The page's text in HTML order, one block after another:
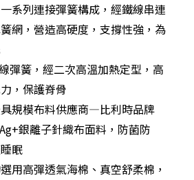
系列連接彈簧構成，經鐵線串連
網，營造高硬度，支撐性強，為
彈簧，經二次高溫加熱定型，高
，保護脊骨
規模布料供應商—比利時品牌
銀離子針織布面料，防菌防
眠
用高彈透氣海棉、真空舒柔棉，